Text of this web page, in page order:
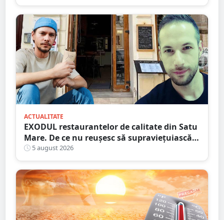
ACTUALITATE
EXODUL restaurantelor de calitate din Satu
Mare. De ce nu reușesc să supraviețuiască
localurile cu adevărat speciale?
5 august 2026